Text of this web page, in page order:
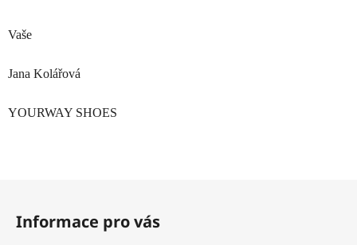
Vaše
Jana Kolářová
YOURWAY SHOES
Informace pro vás